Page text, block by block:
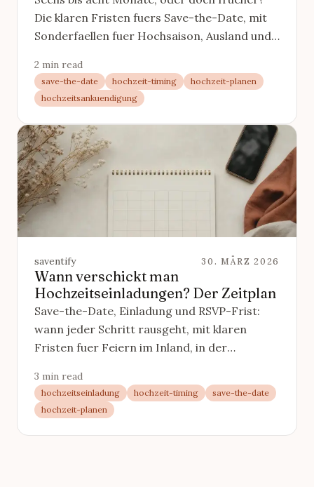
Die klaren Fristen fuers Save-the-Date, mit
Sonderfaellen fuer Hochsaison, Ausland und
2 min read
save-the-date hochzeit-timing
hochzeit-planen
hochzeitsankuendigung
saventify 30. MÄRZ 2026
Wann verschickt man
Hochzeitseinladungen? Der Zeitplan
Save-the-Date, Einladung und RSVP-Frist:
wann jeder Schritt rausgeht, mit klaren
Fristen fuer Feiern im Inland, in der
3 min read
hochzeitseinladung hochzeit-timing
save-the-date
hochzeit-planen